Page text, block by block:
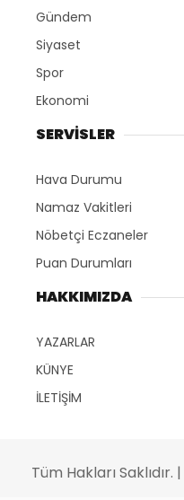
Gündem
Siyaset
Spor
Ekonomi
SERVİSLER
Hava Durumu
Namaz Vakitleri
Nöbetçi Eczaneler
Puan Durumları
HAKKIMIZDA
YAZARLAR
KÜNYE
İLETİŞİM
Tüm Hakları Saklıdır. |